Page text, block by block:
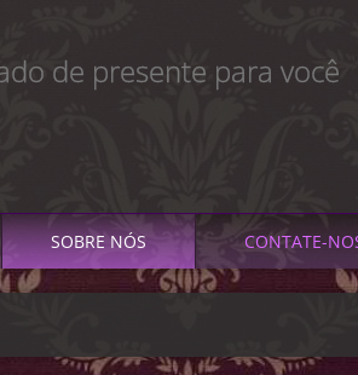
de presente para você
SOBRE NÓS CONTATE-